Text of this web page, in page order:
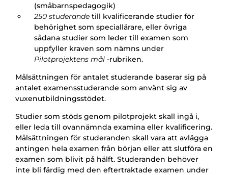
(småbarnspedagogik)
250 studerande till kvalificerande studier för
behörighet som speciallärare, eller övriga
sådana studier som leder till examen som
uppfyller kraven som nämns under
Pilotprojektens mål -rubriken.
Målsättningen för antalet studerande baserar sig på
antalet examensstuderande som använt sig av
vuxenutbildningsstödet.
Studier som stöds genom pilotprojekt skall ingå i,
eller leda till ovannämnda examina eller kvalificering.
Målsättningen för studeranden skall vara att avlägga
antingen hela examen från början eller att slutföra en
examen som blivit på hälft. Studeranden behöver
inte bli färdig med den eftertraktade examen under